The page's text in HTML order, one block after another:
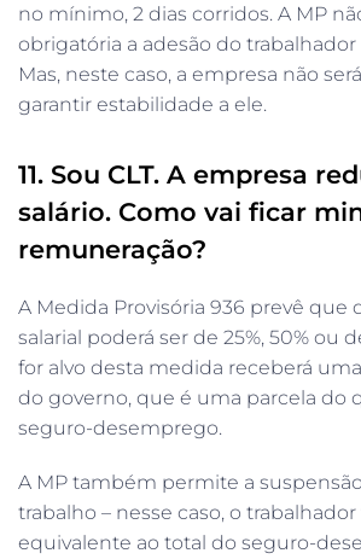
no mínimo, 2 dias corridos. A MP
obrigatória a adesão do trabalhador
Mas, neste caso, a empresa não
garantir estabilidade a ele.
11. Sou CLT. A empresa
salário. Como vai ficar
remuneração?
A Medida Provisória 936 prevê que
salarial poderá ser de 25%, 50% ou
for alvo desta medida receberá
do governo, que é uma parcela do
seguro-desemprego.
A MP também permite a
trabalho – nesse caso, o
equivalente ao total do seguro-